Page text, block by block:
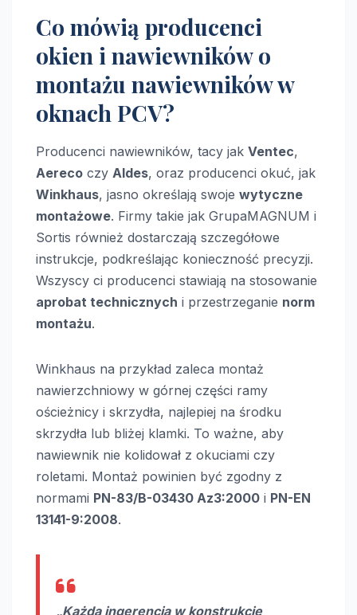
Co mówią producenci
okien i nawiewników o
montażu nawiewników w
oknach PCV?
Producenci nawiewników, tacy jak Ventec,
Aereco czy Aldes, oraz producenci okuć, jak
Winkhaus, jasno określają swoje wytyczne
montażowe. Firmy takie jak GrupaMAGNUM i
Sortis również dostarczają szczegółowe
instrukcje, podkreślając konieczność precyzji.
Wszyscy ci producenci stawiają na stosowanie
aprobat technicznych i przestrzeganie norm
montażu.
Winkhaus na przykład zaleca montaż
nawierzchniowy w górnej części ramy
ościeżnicy i skrzydła, najlepiej na środku
skrzydła lub bliżej klamki. To ważne, aby
nawiewnik nie kolidował z okuciami czy
roletami. Montaż powinien być zgodny z
normami PN-83/B-03430 Az3:2000 i PN-EN
13141-9:2008.
„Każda ingerencja w konstrukcję